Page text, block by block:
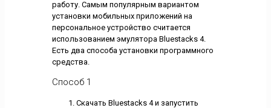
работу. Самым популярным вариантом
установки мобильных приложений на
персональное устройство считается
использованием эмулятора Bluestacks 4.
Есть два способа установки программного
средства.
Способ 1
Скачать Bluestacks 4 и запустить